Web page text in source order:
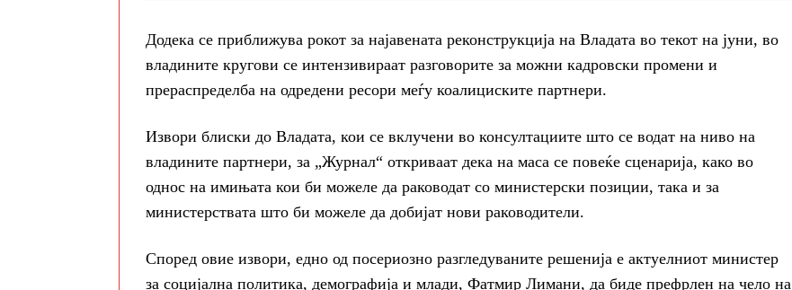
Додека се приближува рокот за најавената реконструкција на Владата во текот на јуни, во
владините кругови се интензивираат разговорите за можни кадровски промени и
прераспределба на одредени ресори меѓу коалициските партнери.
Извори блиски до Владата, кои се вклучени во консултациите што се водат на ниво на
владините партнери, за „Журнал“ откриваат дека на маса се повеќе сценарија, како во
однос на имињата кои би можеле да раководат со министерски позиции, така и за
министерствата што би можеле да добијат нови раководители.
Според овие извори, едно од посериозно разгледуваните решенија е актуелниот министер
за социјална политика, демографија и млади, Фатмир Лимани, да биде префрлен на чело на